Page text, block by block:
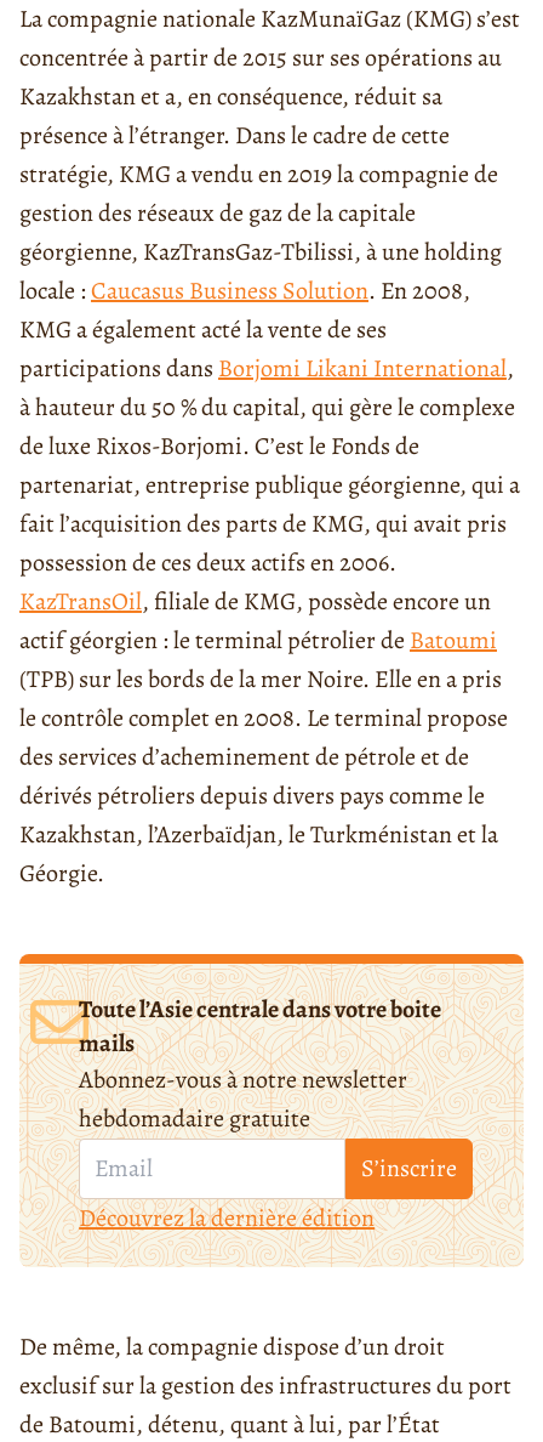
La compagnie nationale KazMunaïGaz (KMG) s’est
concentrée à partir de 2015 sur ses opérations au
Kazakhstan et a, en conséquence, réduit sa
présence à l’étranger. Dans le cadre de cette
stratégie, KMG a vendu en 2019 la compagnie de
gestion des réseaux de gaz de la capitale
géorgienne, KazTransGaz-Tbilissi, à une holding
locale :Caucasus Business Solution. En 2008,
KMG a également acté la vente de ses
participations dans Borjomi Likani International,
à hauteur du 50 % du capital, qui gère le complexe
de luxe Rixos-Borjomi. C’est le Fonds de
partenariat, entreprise publique géorgienne, qui a
fait l’acquisition des parts de KMG, qui avait pris
possession de ces deux actifs en 2006.
KazTransOil, filiale de KMG, possède encore un
actif géorgien : le terminal pétrolier de Batoumi
(TPB) sur les bords de la mer Noire. Elle en a pris
le contrôle complet en 2008. Le terminal propose
des services d’acheminement de pétrole et de
dérivés pétroliers depuis divers pays comme le
Kazakhstan, l’Azerbaïdjan, le Turkménistan et la
Géorgie.
Toute l’Asie centrale dans votre boite
mails
Abonnez-vous à notre newsletter
hebdomadaire gratuite
S’inscrire
Découvrez la dernière édition
De même, la compagnie dispose d’un droit
exclusif sur la gestion des infrastructures du port
de Batoumi, détenu, quant à lui, par l’État